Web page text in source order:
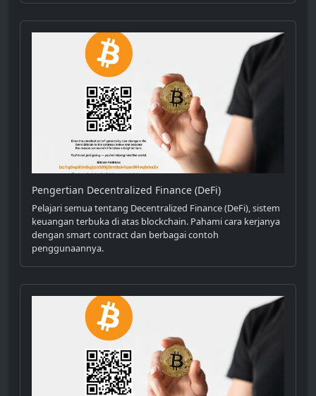
Pengertian Decentralized Finance (DeFi)
Pelajari semua tentang Decentralized Finance (DeFi), sistem
keuangan terbuka di atas blockchain. Pahami cara kerjanya
dengan smart contract dan berbagai contoh
penggunaannya.